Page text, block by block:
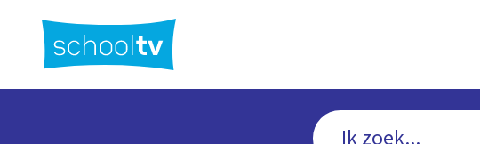
hoofdinhoud